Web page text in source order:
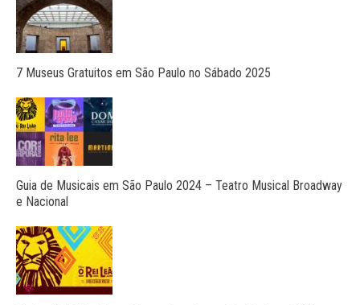
7 Museus Gratuitos em São Paulo no Sábado 2025
Guia de Musicais em São Paulo 2024 – Teatro Musical Broadway
e Nacional